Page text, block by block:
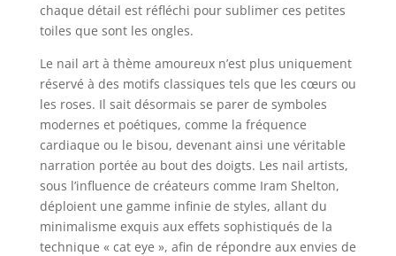
chaque détail est réfléchi pour sublimer ces petites
toiles que sont les ongles.
Le nail art à thème amoureux n’est plus uniquement
réservé à des motifs classiques tels que les cœurs ou
les roses. Il sait désormais se parer de symboles
modernes et poétiques, comme la fréquence
cardiaque ou le bisou, devenant ainsi une véritable
narration portée au bout des doigts. Les nail artists,
sous l’influence de créateurs comme Iram Shelton,
déploient une gamme infinie de styles, allant du
minimalisme exquis aux effets sophistiqués de la
technique « cat eye », afin de répondre aux envies de